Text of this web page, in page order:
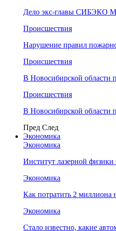
Дело экс-главы СИБЭКО
Происшествия
Нарушение правил
Происшествия
В Новосибирской области
Происшествия
В Новосибирской области
Пред След
Экономика
Экономика
Институт лазерной
Экономика
Как потратить 2 миллиона
Экономика
Стало известно, какие